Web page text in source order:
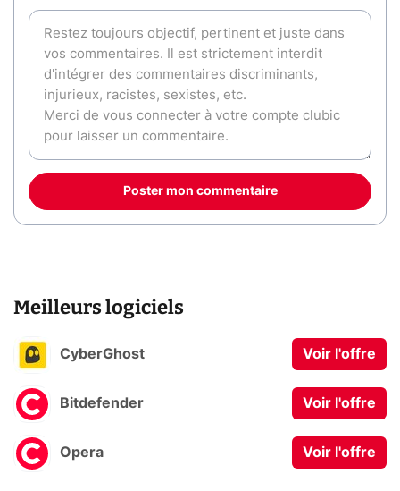
Poster mon commentaire
Meilleurs logiciels
CyberGhost Voir l'offre
Bitdefender Voir l'offre
Opera Voir l'offre